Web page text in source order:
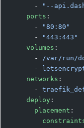
      -
"--
    ports
:
      -
"80:80"
      -
"443:443"
    volumes
:
      -
/var/run/
      -
    networks
:
      -
    deploy
:
      placement
: